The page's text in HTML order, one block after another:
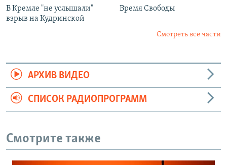
В Кремле "не услышали"
взрыв на Кудринской
Время Свободы
Смотреть все части
АРХИВ ВИДЕО
СПИСОК РАДИОПРОГРАММ
Смотрите также